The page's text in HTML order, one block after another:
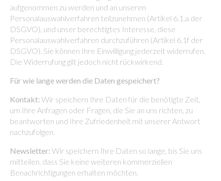
aufgenommen zu werden und an unseren
Personalauswahlverfahren teilzunehmen (Artikel 6.1.a der
DSGVO), und unser berechtigtes Interesse, diese
Personalauswahlverfahren durchzuführen (Artikel 6.1f der
DSGVO). Sie können Ihre Einwilligung jederzeit widerrufen.
Die Widerrufung gilt jedoch nicht rückwirkend.
Für wie lange werden die Daten gespeichert?
Kontakt: Wir speichern Ihre Daten für die benötigte Zeit,
um Ihre Anfragen oder Fragen, die Sie an uns richten, zu
beantworten und Ihre Zufriedenheit mit unserer Antwort
nachzufolgen.
Newsletter: Wir speichern Ihre Daten so lange, bis Sie uns
mitteilen, dass Sie keine weiteren kommerziellen
Benachrichtigungen erhalten möchten.